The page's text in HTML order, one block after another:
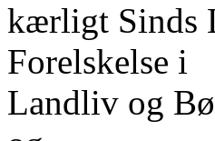
kærligt Sinds
Forelskelse i
Landliv og